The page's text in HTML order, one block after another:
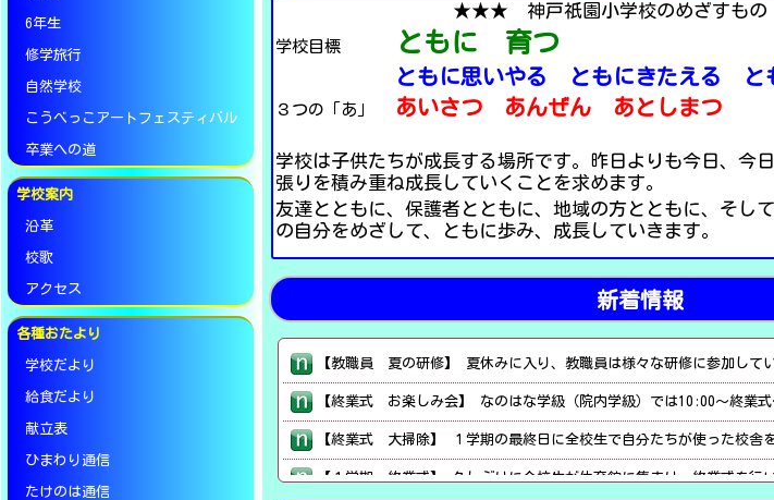
6年生
修学旅行
自然学校
こうべっこアートフェスティバル
卒業への道
学校案内
沿革
校歌
アクセス
各種おたより
学校だより
給食だより
献立表
ひまわり通信
たけのは通信
★★★ 神戸祇園小学校のめざす
学校目標 ともに 育つ
ともに思いやる ともにきたえる とも
３つの「あ」 あいさつ あんぜん あとしまつ
学校は子供たちが成長する場所です。昨日よりも今日、今
張りを積み重ね成長していくことを求めます。
友達とともに、保護者とともに、地域の方とともに、そし
の自分をめざして、ともに歩み、成長していきます。
新着情報
【終業式 お楽しみ会】 なのはな学級（院内学級）では